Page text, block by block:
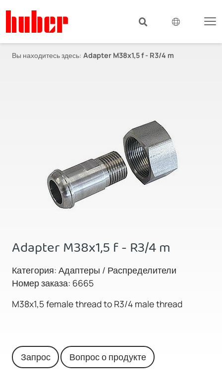
Вы находитесь здесь: Adapter M38x1,5 f - R3/4 m
Adapter M38x1,5 f - R3/4 m
Категория: Адаптеры / Распределители
Номер заказа: 6665
M38x1,5 female thread to R3/4 male thread
Запрос Вопрос о продукте